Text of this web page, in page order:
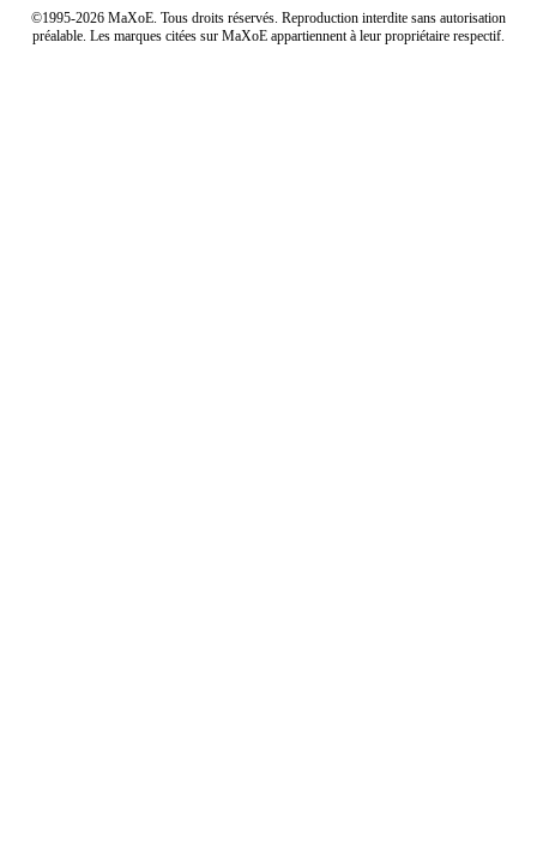
©1995-2026 MaXoE. Tous droits réservés. Reproduction interdite sans autorisation
préalable. Les marques citées sur MaXoE appartiennent à leur propriétaire respectif.